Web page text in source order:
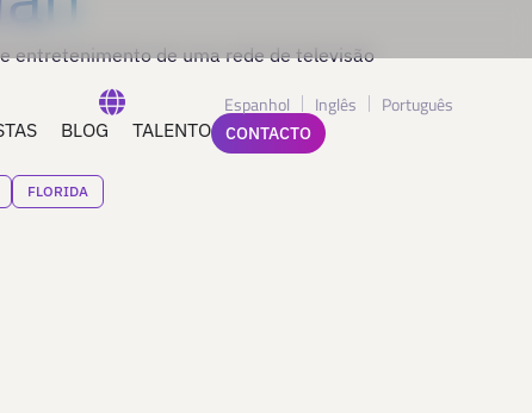
BLOG TALENTO
Espanhol Inglês Português
CONTACTO
entretenimento de uma rede de televisão
FLORIDA